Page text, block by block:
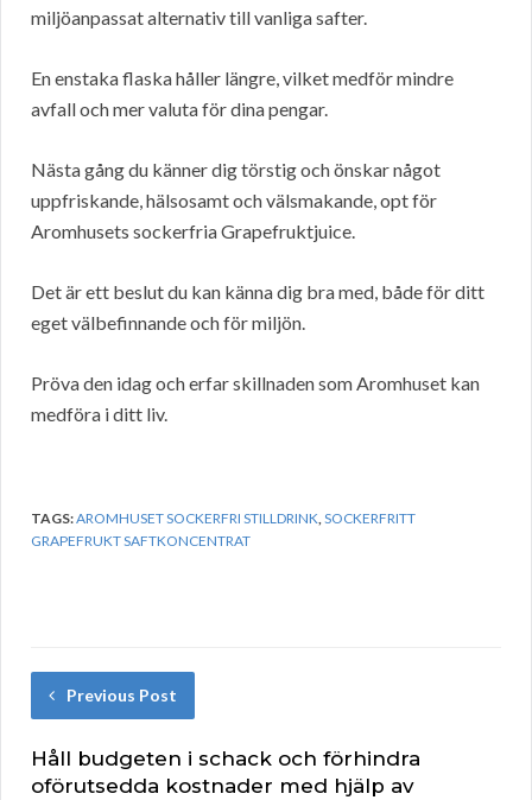
miljöanpassat alternativ till vanliga safter.
En enstaka flaska håller längre, vilket medför mindre
avfall och mer valuta för dina pengar.
Nästa gång du känner dig törstig och önskar något
uppfriskande, hälsosamt och välsmakande, opt för
Aromhusets sockerfria Grapefruktjuice.
Det är ett beslut du kan känna dig bra med, både för ditt
eget välbefinnande och för miljön.
Pröva den idag och erfar skillnaden som Aromhuset kan
medföra i ditt liv.
TAGS:AROMHUSET SOCKERFRI STILLDRINK,SOCKERFRITT
GRAPEFRUKT SAFTKONCENTRAT
Previous Post
Håll budgeten i schack och förhindra
oförutsedda kostnader med hjälp av